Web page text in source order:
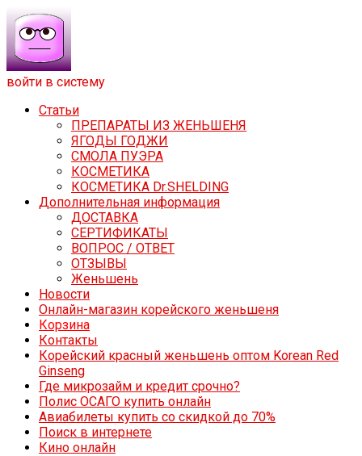
войти в систему
Статьи
ПРЕПАРАТЫ ИЗ ЖЕНЬШЕНЯ
ЯГОДЫ ГОДЖИ
СМОЛА ПУЭРА
КОСМЕТИКА
КОСМЕТИКА Dr.SHELDING
Дополнительная информация
ДОСТАВКА
СЕРТИФИКАТЫ
ВОПРОС / ОТВЕТ
ОТЗЫВЫ
Женьшень
Новости
Онлайн-магазин корейского женьшеня
Корзина
Контакты
Корейский красный женьшень оптом Korean Red
Ginseng
Где микрозайм и кредит срочно?
Полис ОСАГО купить онлайн
Авиабилеты купить со скидкой до 70%
Поиск в интернете
Кино онлайн